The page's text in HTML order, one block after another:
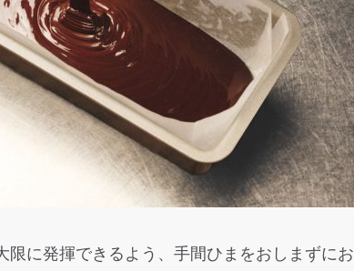
限に発揮できるよう、手間ひまをおしまずにお